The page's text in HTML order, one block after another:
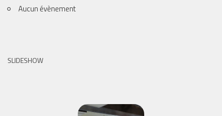
Aucun évènement
SLIDESHOW